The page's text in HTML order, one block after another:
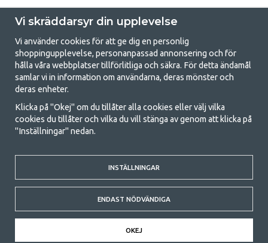
GetCamping.se - Din butik för camping
och uteliv
Att campa kan antingen vara en livsstil eller ett sätt att samla familjen
för ett gemensamt äventyr. Oavsett vilken kategori du tillhör hittar du
med att campa så därför erbjuder vi riktigt bra priser på familjetält,
husvagnstält och all annan utrustning för camping och friluftsliv. Vårt
mål är att i varje priskategori erbjuda den bästa campingutrustningen
gällande kvalitet och funktionalitet. Ta gärna kontakt med oss om det
är något du saknar eller vill veta mer om.
© 2020 GetCamping. All rights reserved.
Vi skräddarsyr din upplevelse
Vi använder cookies för att ge dig en personlig
shoppingupplevelse, personanpassad annonsering och för
hålla våra webbplatser tillförlitliga och säkra. För detta ändamål
samlar vi in information om användarna, deras mönster och
deras enheter.
Klicka på "Okej" om du tillåter alla cookies eller välj vilka
cookies du tillåter och vilka du vill stänga av genom att klicka på
"Inställningar" nedan.
INSTÄLLNINGAR
ENDAST NÖDVÄNDIGA
OKEJ